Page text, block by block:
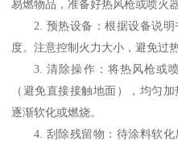
易燃物品，准备好热风枪或喷火
2. 预热设备：根据设备说
度。注意控制火力大小，避免过
3.清除操作：将热风枪或
（避免直接接触地面），均匀
逐渐软化或燃烧。
4. 刮除残留物：待涂料软